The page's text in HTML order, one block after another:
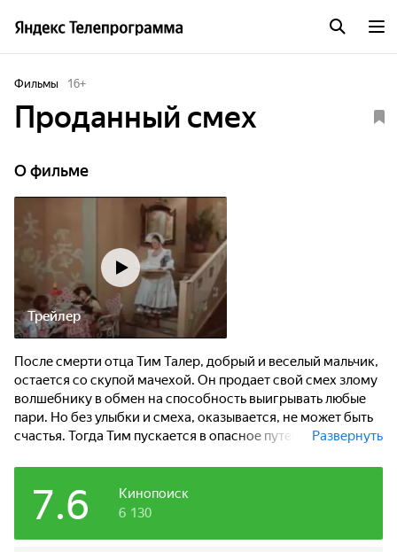
Фильмы 16+
Проданный смех
О фильме
Трейлер
После смерти отца Тим Талер, добрый и веселый мальчик,
остается со скупой мачехой. Он продает свой смех злому
волшебнику в обмен на способность выигрывать любые
пари. Но без улыбки и смеха, оказывается, не может быть
счастья. Тогда Тим пускается в опасное путешествие,Развернуть
Кинопоиск
7.6 6 130